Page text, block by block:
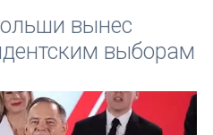
вынес
выборам